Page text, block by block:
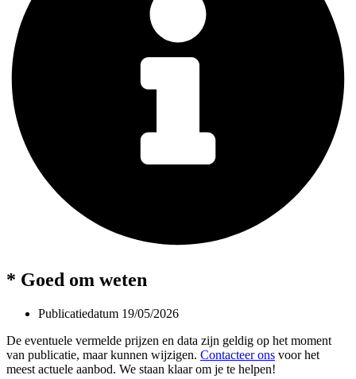
* Goed om weten
Publicatiedatum 19/05/2026
De eventuele vermelde prijzen en data zijn geldig op het moment
van publicatie, maar kunnen wijzigen. Contacteer ons voor het
meest actuele aanbod. We staan klaar om je te helpen!